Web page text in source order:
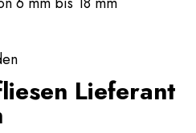
Lieferant